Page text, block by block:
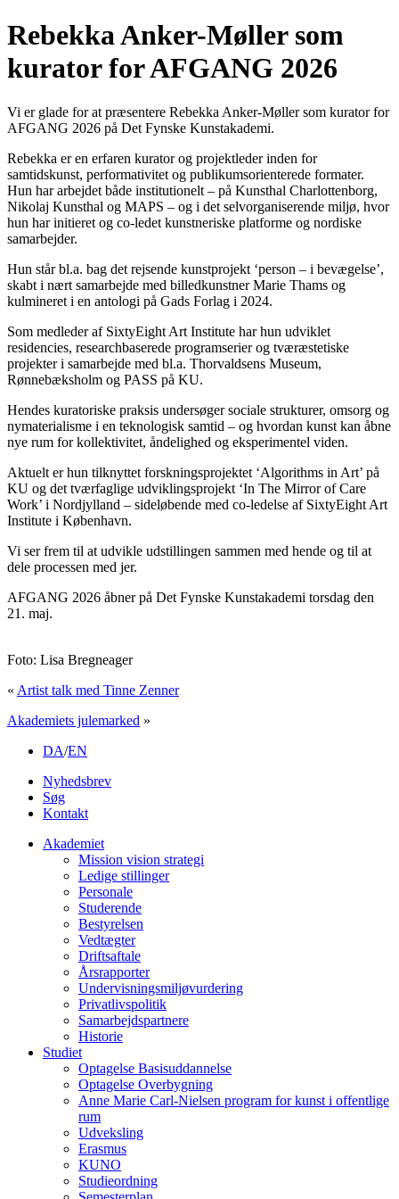
Rebekka Anker-Møller som
kurator for AFGANG 2026
Vi er glade for at præsentere Rebekka Anker-Møller som kurator for
AFGANG 2026 på Det Fynske Kunstakademi.
Rebekka er en erfaren kurator og projektleder inden for
samtidskunst, performativitet og publikumsorienterede formater.
Hun har arbejdet både institutionelt – på Kunsthal Charlottenborg,
Nikolaj Kunsthal og MAPS – og i det selvorganiserende miljø, hvor
hun har initieret og co-ledet kunstneriske platforme og nordiske
samarbejder.
Hun står bl.a. bag det rejsende kunstprojekt ‘person – i bevægelse’,
skabt i nært samarbejde med billedkunstner Marie Thams og
kulmineret i en antologi på Gads Forlag i 2024.
Som medleder af SixtyEight Art Institute har hun udviklet
residencies, researchbaserede programserier og tværæstetiske
projekter i samarbejde med bl.a. Thorvaldsens Museum,
Rønnebæksholm og PASS på KU.
Hendes kuratoriske praksis undersøger sociale strukturer, omsorg og
nymaterialisme i en teknologisk samtid – og hvordan kunst kan åbne
nye rum for kollektivitet, åndelighed og eksperimentel viden.
Aktuelt er hun tilknyttet forskningsprojektet ‘Algorithms in Art’ på
KU og det tværfaglige udviklingsprojekt ‘In The Mirror of Care
Work’ i Nordjylland – sideløbende med co‑ledelse af SixtyEight Art
Institute i København.
Vi ser frem til at udvikle udstillingen sammen med hende og til at
dele processen med jer.
AFGANG 2026 åbner på Det Fynske Kunstakademi torsdag den
21. maj.
Foto: Lisa Bregneager
« Artist talk med Tinne Zenner
Akademiets julemarked »
DA/EN
Nyhedsbrev
Søg
Kontakt
Akademiet
Mission vision strategi
Ledige stillinger
Personale
Studerende
Bestyrelsen
Vedtægter
Driftsaftale
Årsrapporter
Undervisningsmiljøvurdering
Privatlivspolitik
Samarbejdspartnere
Historie
Studiet
Optagelse Basisuddannelse
Optagelse Overbygning
Anne Marie Carl-Nielsen program for kunst i offentlige
rum
Udveksling
Erasmus
KUNO
Studieordning